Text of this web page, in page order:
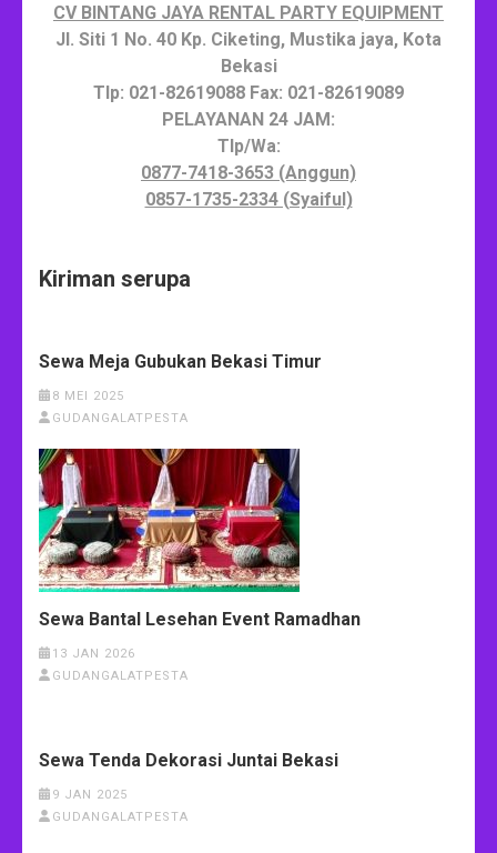
CV BINTANG JAYA RENTAL PARTY EQUIPMENT
Jl. Siti 1 No. 40 Kp. Ciketing, Mustika jaya, Kota
Bekasi
Tlp: 021-82619088 Fax: 021-82619089
PELAYANAN 24 JAM:
Tlp/Wa:
0877-7418-3653 (Anggun)
0857-1735-2334 (Syaiful)
Kiriman serupa
Sewa Meja Gubukan Bekasi Timur
8 MEI 2025
GUDANGALATPESTA
Sewa Bantal Lesehan Event Ramadhan
13 JAN 2026
GUDANGALATPESTA
Sewa Tenda Dekorasi Juntai Bekasi
9 JAN 2025
GUDANGALATPESTA